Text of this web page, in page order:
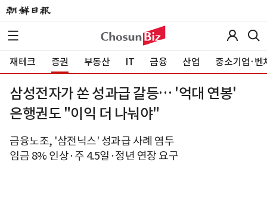
재테크 증권 부동산 IT 금융 산업 중소기업·벤
삼성전자가 쏜 성과급 갈등… '억대 연봉'
은행권도 "이익 더 나눠야"
금융노조, '삼전닉스' 성과급 사례 염두
임금 8% 인상·주 4.5일·정년 연장 요구